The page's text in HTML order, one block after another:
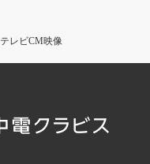
テレビCM映像